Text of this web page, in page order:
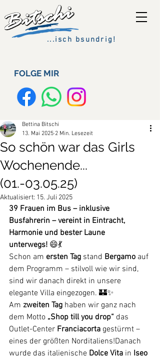
...isch bsundrig!
FOLGE MIR
So schön war das Girls
Wochenende...
(01.-03.05.25)
Bettina Bitschi
13. Mai 2025 2 Min. Lesezeit
Aktualisiert: 15. Juli 2025
39 Frauen im Bus – inklusive
Busfahrerin – vereint in Eintracht,
Harmonie und bester Laune
unterwegs! 😄💃
Schon am ersten Tag stand Bergamo auf
dem Programm – stilvoll wie wir sind,
sind wir danach direkt in unsere
elegante Villa eingezogen. 🏰✨
Am zweiten Tag haben wir ganz nach
dem Motto „Shop till you drop“ das
Outlet-Center Franciacorta gestürmt –
eines der größten Norditaliens!Danach
wurde das italienische Dolce Vita in Iseo